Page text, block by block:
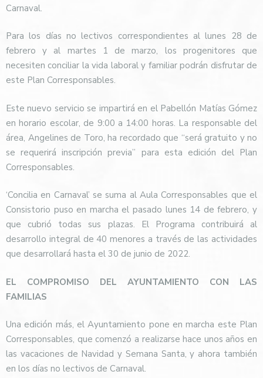
Carnaval.
Para los días no lectivos correspondientes al lunes 28 de
febrero y al martes 1 de marzo, los progenitores que
necesiten conciliar la vida laboral y familiar podrán disfrutar de
este Plan Corresponsables.
Este nuevo servicio se impartirá en el Pabellón Matías Gómez
en horario escolar, de 9:00 a 14:00 horas. La responsable del
área, Angelines de Toro, ha recordado que “será gratuito y no
se requerirá inscripción previa” para esta edición del Plan
Corresponsables.
‘Concilia en Carnaval’ se suma al Aula Corresponsables que el
Consistorio puso en marcha el pasado lunes 14 de febrero, y
que cubrió todas sus plazas. El Programa contribuirá al
desarrollo integral de 40 menores a través de las actividades
que desarrollará hasta el 30 de junio de 2022.
EL COMPROMISO DEL AYUNTAMIENTO CON LAS
FAMILIAS
Una edición más, el Ayuntamiento pone en marcha este Plan
Corresponsables, que comenzó a realizarse hace unos años en
las vacaciones de Navidad y Semana Santa, y ahora también
en los días no lectivos de Carnaval.